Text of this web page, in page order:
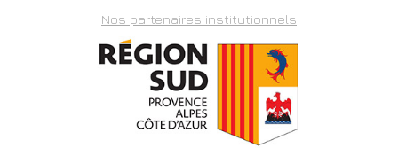
Nos partenaires institutionnels